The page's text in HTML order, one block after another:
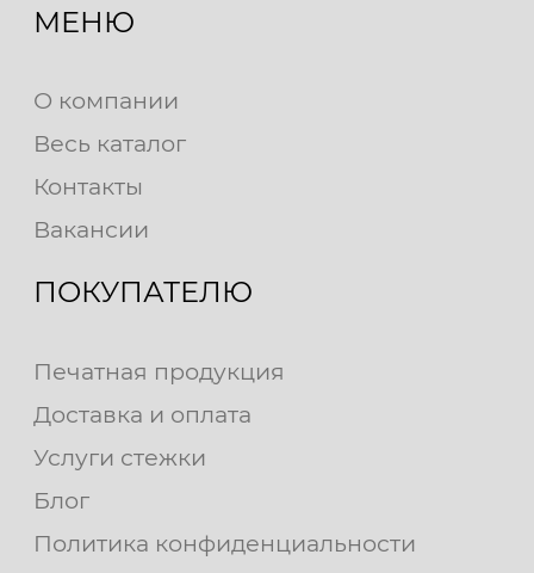
МЕНЮ
О компании
Весь каталог
Контакты
Вакансии
ПОКУПАТЕЛЮ
Печатная продукция
Доставка и оплата
Услуги стежки
Блог
Политика конфиденциальности